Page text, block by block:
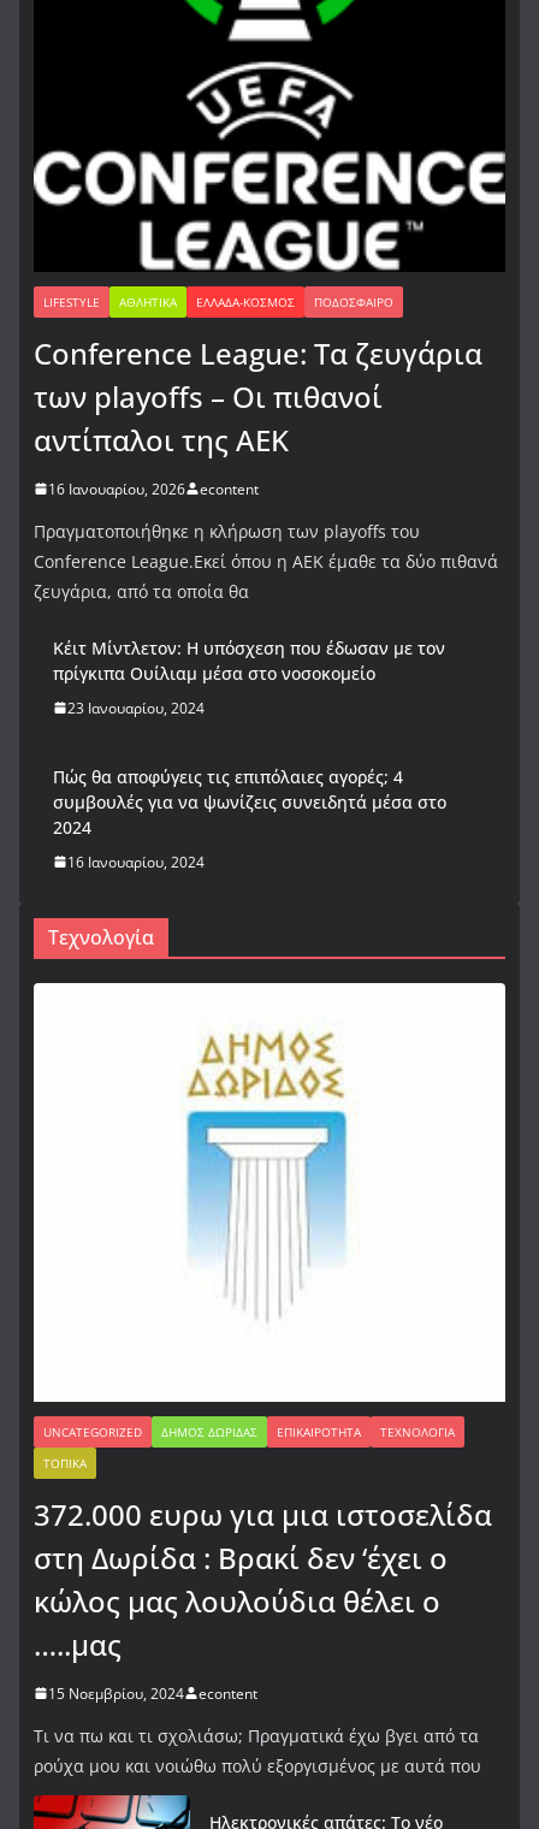
LIFESTYLE ΑΘΛΗΤΙΚΆ ΕΛΛΆΔΑ-ΚΌΣΜΟΣ ΠΟΔΌΣΦΑΙΡΟ
Conference League: Τα ζευγάρια
των playoffs – Οι πιθανοί
αντίπαλοι της ΑΕΚ
16 Ιανουαρίου, 2026 econtent
Πραγματοποιήθηκε η κλήρωση των playoffs του
Conference League.Εκεί όπου η ΑΕΚ έμαθε τα δύο πιθανά
ζευγάρια, από τα οποία θα
Κέιτ Μίντλετον: Η υπόσχεση που έδωσαν με τον
πρίγκιπα Ουίλιαμ μέσα στο νοσοκομείο
23 Ιανουαρίου, 2024
Πώς θα αποφύγεις τις επιπόλαιες αγορές; 4
συμβουλές για να ψωνίζεις συνειδητά μέσα στο
2024
16 Ιανουαρίου, 2024
Τεχνολογία
UNCATEGORIZED ΔΉΜΟΣ ΔΩΡΊΔΑΣ ΕΠΙΚΑΙΡΌΤΗΤΑ
ΤΕΧΝΟΛΟΓΊΑ
ΤΟΠΙΚΆ
372.000 ευρω για μια ιστοσελίδα
στη Δωρίδα : Βρακί δεν ‘έχει ο
κώλος μας λουλούδια θέλει ο
…..μας
15 Νοεμβρίου, 2024 econtent
Τι να πω και τι σχολιάσω; Πραγματικά έχω βγει από τα
ρούχα μου και νοιώθω πολύ εξοργισμένος με αυτά που
Ηλεκτρονικές απάτες: Το νέο